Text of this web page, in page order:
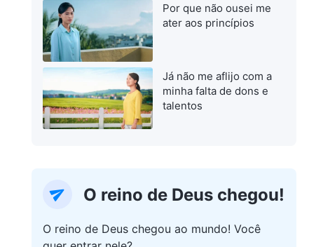
Por que não ousei me
ater aos princípios
Já não me aflijo com a
minha falta de dons e
talentos
O reino de Deus chegou!
O reino de Deus chegou ao mundo! Você